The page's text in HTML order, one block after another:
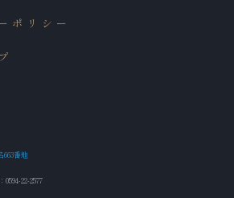
663番地
22-2577
ポリシー